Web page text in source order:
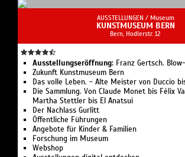
AUSSTELLUNGEN / Museum
KUNSTMUSEUM BERN
Bern, Hodlerstr. 12
Ausstellungseröffnung: Franz Gertsch.
Zukunft Kunst­museum Bern
Das volle Leben. - Alte Meister von Duccio
Die Sammlung. Von Claude Monet bis Félix
Martha Stettler bis El Anatsui
Der Nachlass Gurlitt
Öffentliche Führungen
Angebote für Kinder & Familien
Forschung im Museum
Webshop